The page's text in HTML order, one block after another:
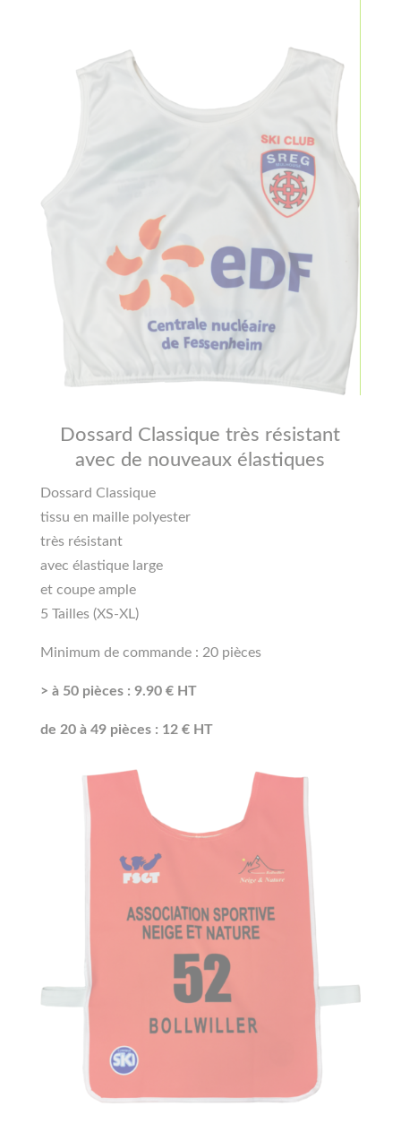
Dossard Classique très résistant
avec de nouveaux élastiques
Dossard Classique
tissu en maille polyester
très résistant
avec élastique large
et coupe ample
5 Tailles (XS-XL)
Minimum de commande : 20 pièces
> à 50 pièces : 9.90 € HT
de 20 à 49 pièces : 12 € HT